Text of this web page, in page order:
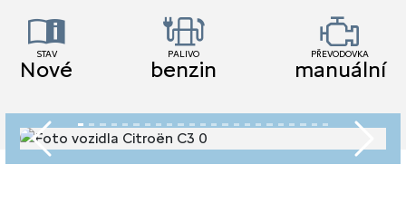
Předchozí
STAV
Nové
PALIVO
benzin
PŘEVODOVKA
manuální